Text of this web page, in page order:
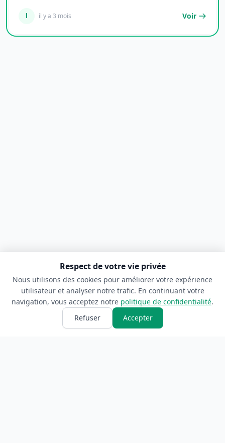
l il y a 3 mois Voir
Respect de votre vie privée
Nous utilisons des cookies pour améliorer votre expérience
utilisateur et analyser notre trafic. En continuant votre
navigation, vous acceptez notre politique de confidentialité.
Refuser
Accepter